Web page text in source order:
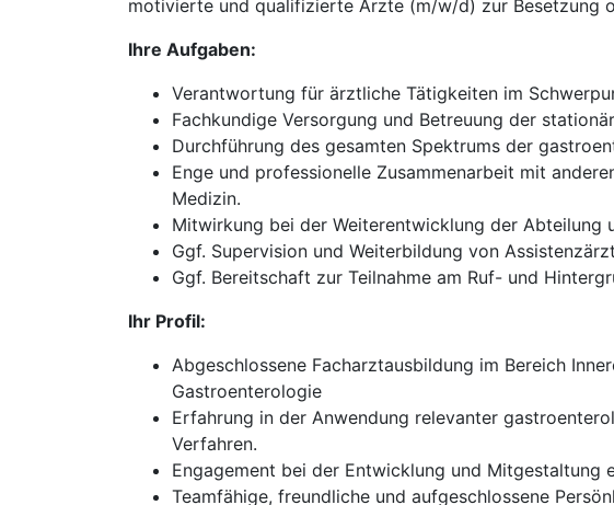
motivierte und qualifizierte Ärzte (m/w/d) zur Besetzung
Ihre Aufgaben:
Verantwortung für ärztliche Tätigkeiten im
Fachkundige Versorgung und Betreuung der
Durchführung des gesamten Spektrums der
Enge und professionelle Zusammenarbeit mit
Medizin.
Mitwirkung bei der Weiterentwicklung der Abteilung
Ggf. Supervision und Weiterbildung von
Ggf. Bereitschaft zur Teilnahme am Ruf- und
Ihr Profil:
Abgeschlossene Facharztausbildung im Bereich
Gastroenterologie
Erfahrung in der Anwendung relevanter
Verfahren.
Engagement bei der Entwicklung und Mitgestaltung
Teamfähige, freundliche und aufgeschlossene